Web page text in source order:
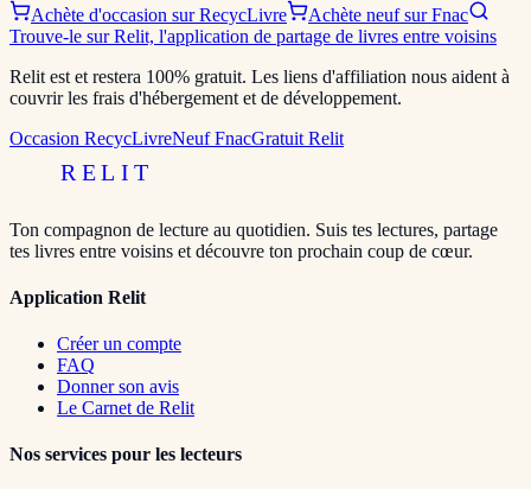
Achète d'occasion sur RecycLivre
Achète neuf sur Fnac
Trouve-le sur Relit, l'application de partage de livres entre voisins
Relit est et restera 100% gratuit. Les liens d'affiliation nous aident à
couvrir les frais d'hébergement et de développement.
Occasion RecycLivreNeuf FnacGratuit Relit
RELIT
Ton compagnon de lecture au quotidien. Suis tes lectures, partage
tes livres entre voisins et découvre ton prochain coup de cœur.
Application Relit
Créer un compte
FAQ
Donner son avis
Le Carnet de Relit
Nos services pour les lecteurs